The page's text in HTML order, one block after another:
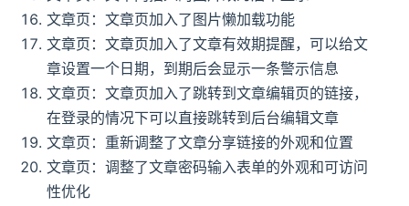
文章页：文章页加入了图片懒加载功能
文章页：文章页加入了文章有效期提醒，可以给文
章设置一个日期，到期后会显示一条警示信息
文章页：文章页加入了跳转到文章编辑页的链接，
在登录的情况下可以直接跳转到后台编辑文章
文章页：重新调整了文章分享链接的外观和位置
文章页：调整了文章密码输入表单的外观和可访问
性优化